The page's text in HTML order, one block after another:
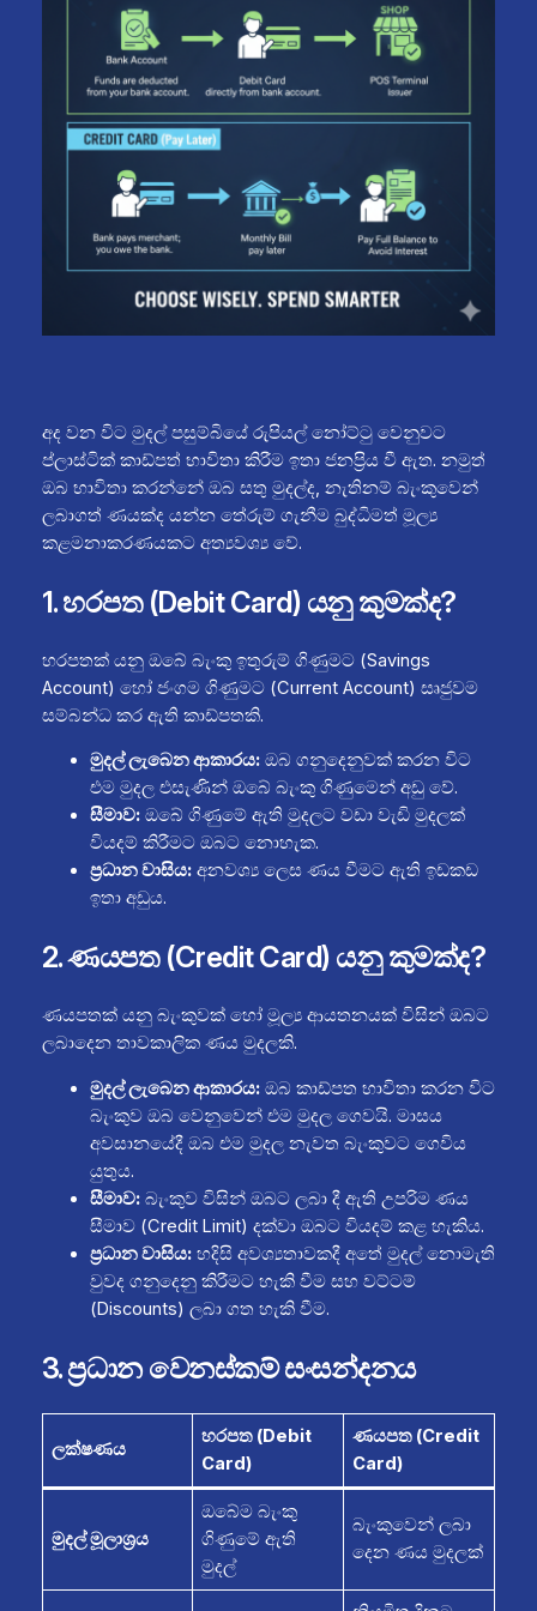
අද වන විට මුදල් පසුම්බියේ රුපියල් නෝට්ටු වෙනුවට
ප්ලාස්ටික් කාඩ්පත් භාවිතා කිරීම ඉතා ජනප්‍රිය වී ඇත. නමුත්
ඔබ භාවිතා කරන්නේ ඔබ සතු මුදල්ද, නැතිනම් බැංකුවෙන්
ලබාගත් ණයක්ද යන්න තේරුම් ගැනීම බුද්ධිමත් මූල්‍ය
කළමනාකරණයකට අත්‍යවශ්‍ය වේ.
1. හරපත (Debit Card) යනු කුමක්ද?
හරපතක් යනු ඔබේ බැංකු ඉතුරුම් ගිණුමට (Savings
Account) හෝ ජංගම ගිණුමට (Current Account) සෘජුවම
සම්බන්ධ කර ඇති කාඩ්පතකි.
මුදල් ලැබෙන ආකාරය:ඔබ ගනුදෙනුවක් කරන විට
එම මුදල එසැණින් ඔබේ බැංකු ගිණුමෙන් අඩු වේ.
සීමාව:ඔබේ ගිණුමේ ඇති මුදලට වඩා වැඩි මුදලක්
වියදම් කිරීමට ඔබට නොහැක.
ප්‍රධාන වාසිය:අනවශ්‍ය ලෙස ණය වීමට ඇති ඉඩකඩ
ඉතා අඩුය.
2. ණයපත (Credit Card) යනු කුමක්ද?
ණයපතක් යනු බැංකුවක් හෝ මූල්‍ය ආයතනයක් විසින් ඔබට
ලබාදෙන තාවකාලික ණය මුදලකි.
මුදල් ලැබෙන ආකාරය:ඔබ කාඩ්පත භාවිතා කරන විට
බැංකුව ඔබ වෙනුවෙන් එම මුදල ගෙවයි. මාසය
අවසානයේදී ඔබ එම මුදල නැවත බැංකුවට ගෙවිය
යුතුය.
සීමාව:බැංකුව විසින් ඔබට ලබා දී ඇති උපරිම ණය
සීමාව (Credit Limit) දක්වා ඔබට වියදම් කළ හැකිය.
ප්‍රධාන වාසිය:හදිසි අවශ්‍යතාවකදී අතේ මුදල් නොමැති
වුවද ගනුදෙනු කිරීමට හැකි වීම සහ වට්ටම්
(Discounts) ලබා ගත හැකි වීම.
3. ප්‍රධාන වෙනස්කම් සංසන්දනය
ලක්ෂණය
හරපත (Debit
Card)
ණයපත (Credit
Card)
මුදල් මූලාශ්‍රය
ඔබේම බැංකු
ගිණුමේ ඇති
මුදල්
බැංකුවෙන් ලබා
දෙන ණය මුදලක්